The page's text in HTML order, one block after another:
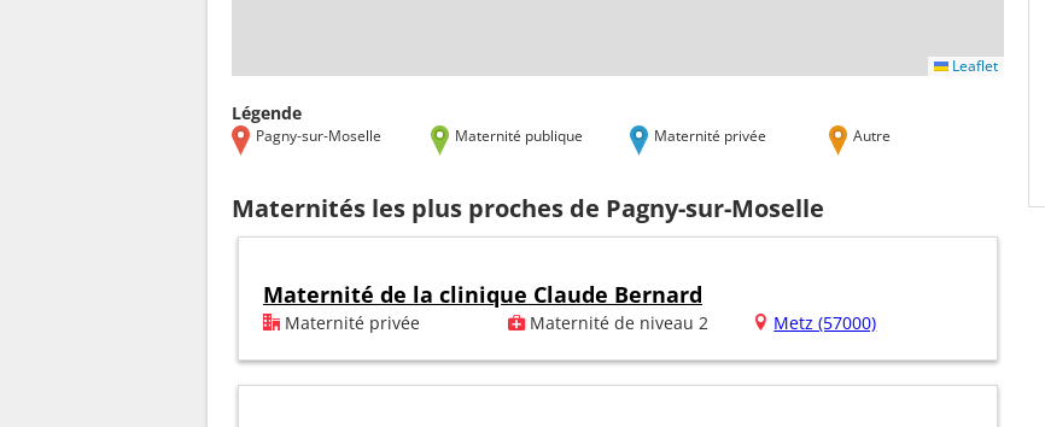
Leaflet
Légende
Pagny-sur-Moselle Maternité publique Maternité privée Autre
Maternités les plus proches de Pagny-sur-Moselle
Maternité de la clinique Claude Bernard
Maternité privée Maternité de niveau 2 Metz (57000)